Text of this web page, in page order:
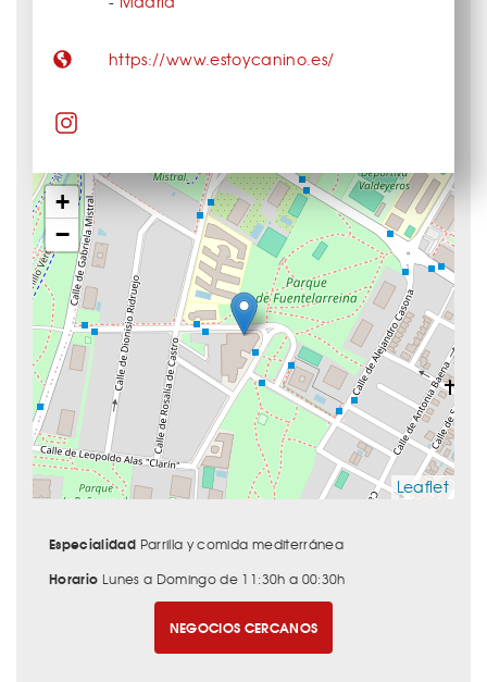
+
−
Leaflet
https://www.estoycanino.es/
Especialidad Parrilla y comida mediterránea
Horario Lunes a Domingo de 11:30h a 00:30h
NEGOCIOS CERCANOS